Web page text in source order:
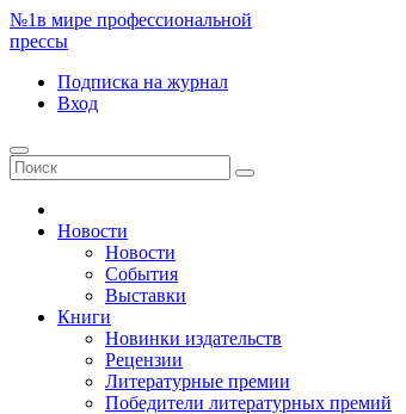
№1в мире профессиональной
прессы
Подписка на журнал
Вход
Новости
Новости
События
Выставки
Книги
Новинки издательств
Рецензии
Литературные премии
Победители литературных премий